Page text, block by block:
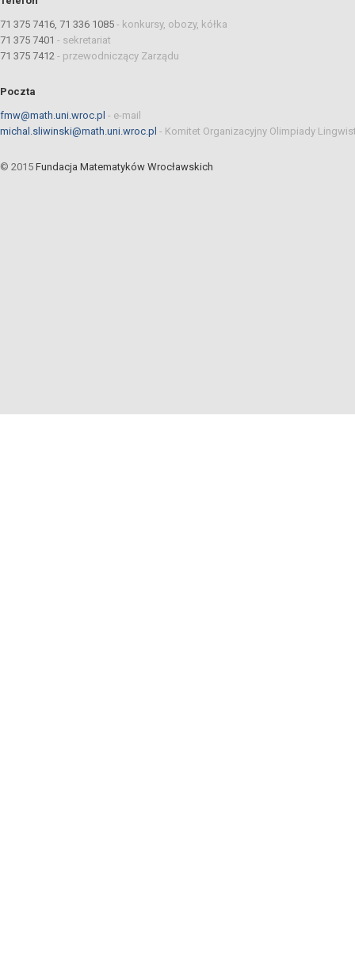
71 375 7416, 71 336 1085 - konkursy, obozy, kółka
71 375 7401 - sekretariat
71 375 7412 - przewodniczący Zarządu
Poczta
fmw@math.uni.wroc.pl - e-mail
michal.sliwinski@math.uni.wroc.pl - Komitet Organizacyjny Olimpiady
© 2015 Fundacja Matematyków Wrocławskich